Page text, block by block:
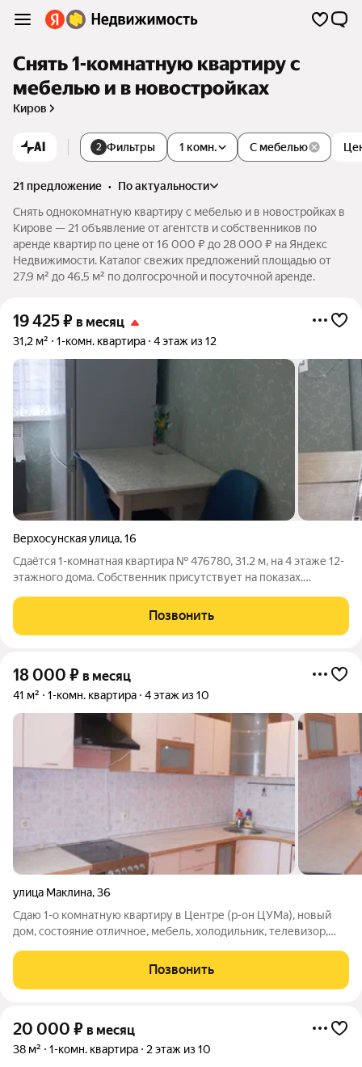
Снять 1-комнатную квартиру с
мебелью и в новостройках
Киров
AI 2 Фильтры 1 комн. С мебелью
21 предложение •
по актуальности
Снять однокомнатную квартиру с мебелью и в новостройках в
Кирове — 21 объявление от агентств и собственников по
аренде квартир по цене от 16 000 ₽ до 28 000 ₽ на Яндекс
Недвижимости. Каталог свежих предложений площадью от
27,9 м² до 46,5 м² по долгосрочной и посуточной аренде.
19 425₽ в месяц
31,2 м² 1-комн. квартира 4 этаж из 12
Верхосунская улица,16
Сдаётся 1-комнатная квартира № 476780, 31.2 м, на 4 этаже 12-
этажного дома. Собственник присутствует на показах.
оплачиваются отдельно. По условиям проживания: можно с
детьми, можно с питомцами. Из
Позвонить
18 000 ₽ в месяц
41 м² 1-комн. квартира 4 этаж из 10
улица Маклина,36
Сдаю 1-о комнатную квартиру в Центре (р-он ЦУМа), новый
дом, состояние отличное, мебель, холодильник, телевизор,
Залог можно разделить на несколько платежей. Фотографии
настоящие.
Позвонить
20 000 ₽ в месяц
38 м² 1-комн. квартира 2 этаж из 10